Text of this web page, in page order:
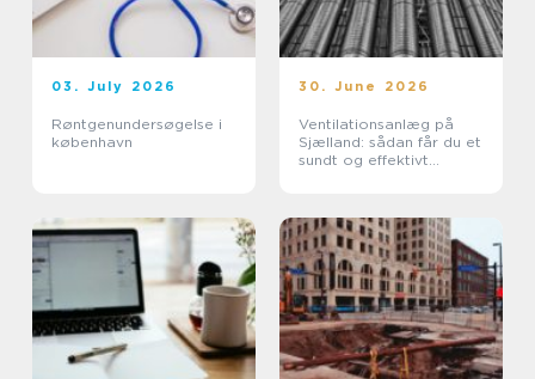
03. July 2026
Røntgenundersøgelse i
københavn
30. June 2026
Ventilationsanlæg på
Sjælland: sådan får du et
sundt og effektivt